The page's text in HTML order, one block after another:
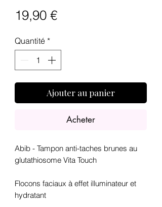
19,90 €Prix
Quantité *
Ajouter au panier
Acheter
Abib - Tampon anti-taches brunes au
glutathiosome Vita Touch
Flocons faciaux à effet illuminateur et
hydratant